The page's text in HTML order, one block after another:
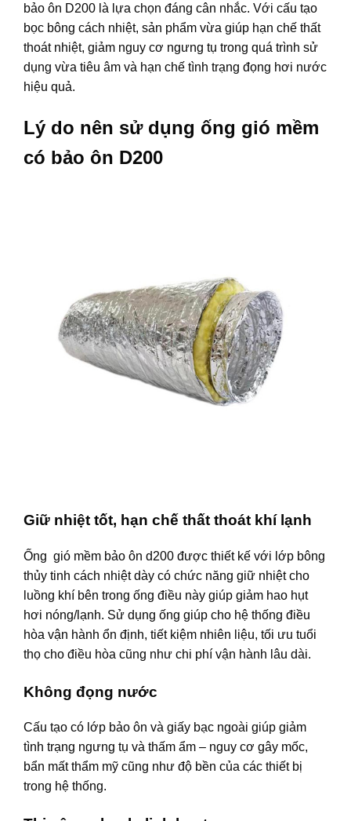
bảo ôn D200 là lựa chọn đáng cân nhắc. Với cấu tạo
bọc bông cách nhiệt, sản phẩm vừa giúp hạn chế thất
thoát nhiệt, giảm nguy cơ ngưng tụ trong quá trình sử
dụng vừa tiêu âm và hạn chế tình trạng đọng hơi nước
hiệu quả.
Lý do nên sử dụng ống gió mềm
có bảo ôn D200
Giữ nhiệt tốt, hạn chế thất thoát khí lạnh
Ống gió mềm bảo ôn d200 được thiết kế với lớp bông
thủy tinh cách nhiệt dày có chức năng giữ nhiệt cho
luồng khí bên trong ống điều này giúp giảm hao hụt
hơi nóng/lạnh. Sử dụng ống giúp cho hệ thống điều
hòa vận hành ổn định, tiết kiệm nhiên liệu, tối ưu tuổi
thọ cho điều hòa cũng như chi phí vận hành lâu dài.
Không đọng nước
Cấu tạo có lớp bảo ôn và giấy bạc ngoài giúp giảm
tình trạng ngưng tụ và thấm ẩm – nguy cơ gây mốc,
bẩn mất thẩm mỹ cũng như độ bền của các thiết bị
trong hệ thống.